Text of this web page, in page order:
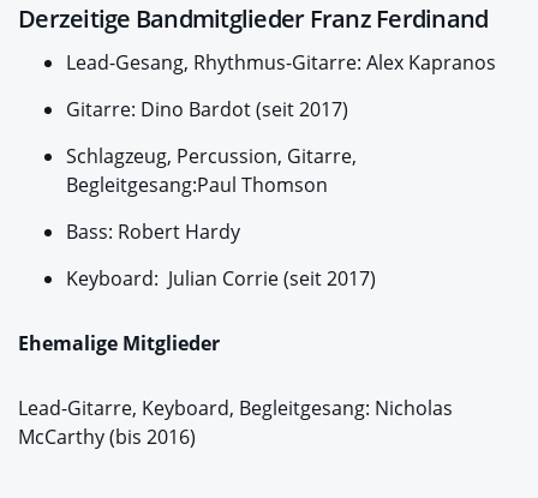
Derzeitige Bandmitglieder Franz Ferdinand
Lead-Gesang, Rhythmus-Gitarre: Alex Kapranos
Gitarre: Dino Bardot (seit 2017)
Schlagzeug, Percussion, Gitarre,
Begleitgesang:Paul Thomson
Bass: Robert Hardy
Keyboard: Julian Corrie (seit 2017)
Ehemalige Mitglieder
Lead-Gitarre, Keyboard, Begleitgesang: Nicholas
McCarthy (bis 2016)